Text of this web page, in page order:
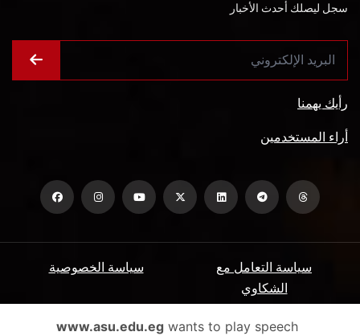
سجل ليصلك أحدث الأخبار
رأيك يهمنا
أراء المستخدمين
سياسة الخصوصية
سياسة التعامل مع
الشكاوي
الأسئلة الشائعة ميثاق المتعاملين www.asu.edu.egwants to play speech